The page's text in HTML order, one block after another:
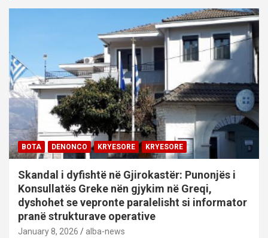
BOTA DENONCO KRYESORE KRYESORE
Skandal i dyfishtë në Gjirokastër: Punonjës i
Konsullatës Greke nën gjykim në Greqi,
dyshohet se vepronte paralelisht si informator
pranë strukturave operative
January 8, 2026 alba-news